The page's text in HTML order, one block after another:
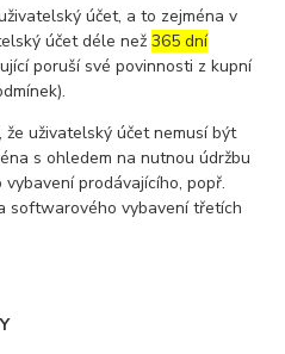
účet, a to zejména v
účet déle než365 dní
poruší své povinnosti z kupní
uživatelský účet nemusí být
s ohledem na nutnou údržbu
prodávajícího, popř.
softwarového vybavení třetích